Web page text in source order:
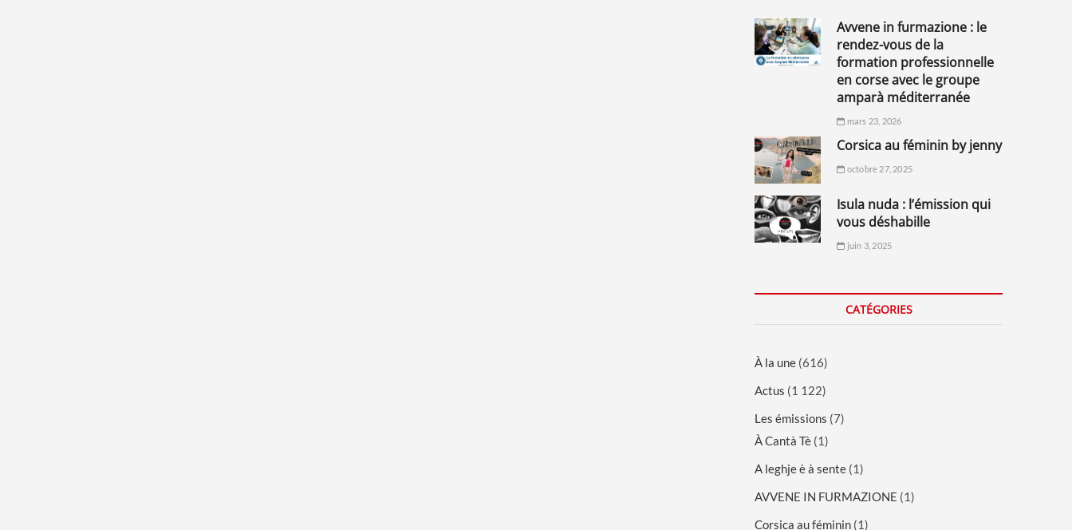
avvene in furmazione : le
rendez-vous de la
formation professionnelle
en corse avec le groupe
amparà méditerranée
mars 23, 2026
corsica au féminin by jenny
octobre 27, 2025
isula nuda : l’émission qui
vous déshabille
juin 3, 2025
CATÉGORIES
À la une (616)
Actus (1 122)
Les émissions (7)
À Cantà Tè (1)
A leghje è à sente (1)
AVVENE IN FURMAZIONE (1)
Corsica au féminin (1)